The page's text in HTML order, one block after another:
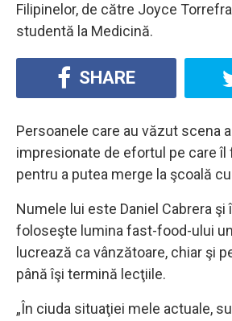
Filipinelor, de către Joyce
studentă la Medicină.
SHARE
Persoanele care au văzut scena
impresionate de efortul pe care îl
pentru a putea merge la şcoală
Numele lui este Daniel Cabrera şi
foloseşte lumina fast-food-ului
lucrează ca vânzătoare, chiar şi
până îşi termină lecţiile.
„În ciuda situaţiei mele actuale,